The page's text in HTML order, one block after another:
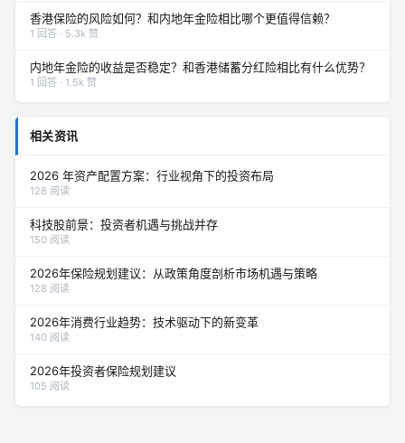
香港保险的风险如何？和内地年金险相比哪个更值得信赖？
1 回答 · 5.3k 赞
内地年金险的收益是否稳定？和香港储蓄分红险相比有什么优势？
1 回答 · 1.5k 赞
相关资讯
2026 年资产配置方案：行业视角下的投资布局
128 阅读
科技股前景：投资者机遇与挑战并存
150 阅读
2026年保险规划建议：从政策角度剖析市场机遇与策略
128 阅读
2026年消费行业趋势：技术驱动下的新变革
140 阅读
2026年投资者保险规划建议
105 阅读